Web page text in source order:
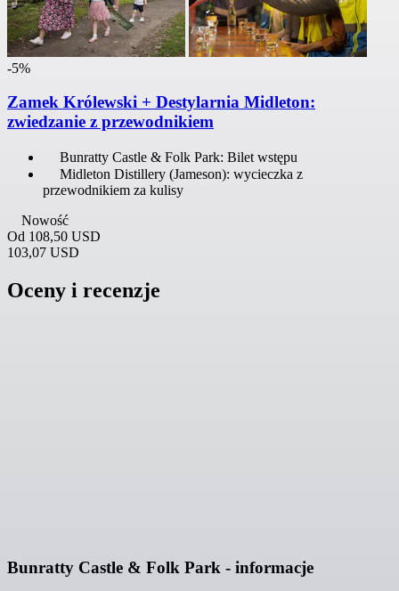
-5%
Zamek Królewski + Destylarnia Midleton:
zwiedzanie z przewodnikiem
Bunratty Castle & Folk Park: Bilet wstępu
Midleton Distillery (Jameson): wycieczka z
przewodnikiem za kulisy
Nowość
Od 108,50 USD
103,07 USD
Oceny i recenzje
Bunratty Castle & Folk Park - informacje